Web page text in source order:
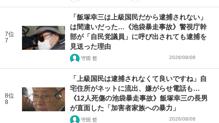
7位
7
「飯塚幸三は上級国民だから逮捕されない」
は間違いだった…《池袋暴走事故》警視庁幹
部が「自民党議員」に呼び出されても逮捕を
見送った理由
守田 哲 2026/08/08
8位
8
「上級国民は逮捕されなくて良いですね」自
宅住所がネットに流出、嫌がらせ電話も…
《12人死傷の池袋暴走事故》飯塚幸三の長男
が直面した「加害者家族への暴力」
守田 哲 2026/08/08